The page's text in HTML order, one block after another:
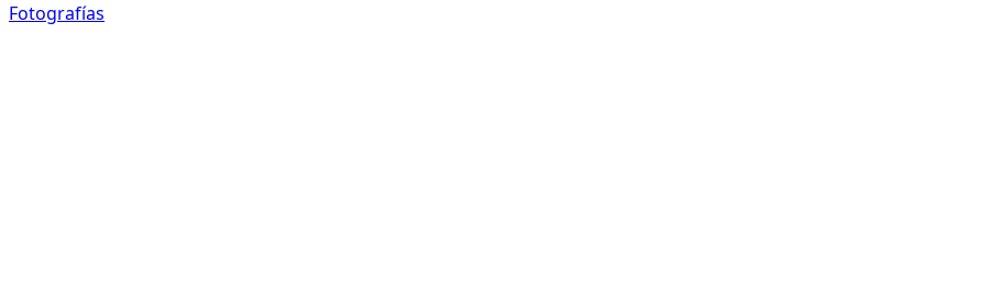
Fotografías